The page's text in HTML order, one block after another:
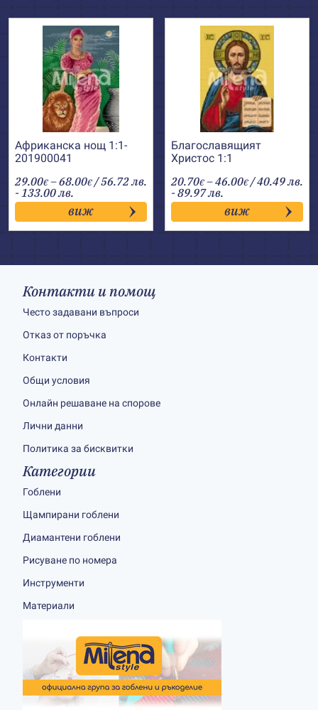
Африканска нощ 1:1-
201900041
29.00€ –68.00€Price
range:
29.00€
through
68.00€
/ 56.72 лв.
- 133.00 лв.
виж
Благославящият
Христос 1:1
20.70€ –46.00€Price
range:
20.70€
through
46.00€
/ 40.49 лв.
- 89.97 лв.
виж
Контакти и помощ
Често задавани въпроси
Отказ от поръчка
Контакти
Общи условия
Онлайн решаване на спорове
Лични данни
Политика за бисквитки
Категории
Гоблени
Щампирани гоблени
Диамантени гоблени
Рисуване по номера
Инструменти
Материали